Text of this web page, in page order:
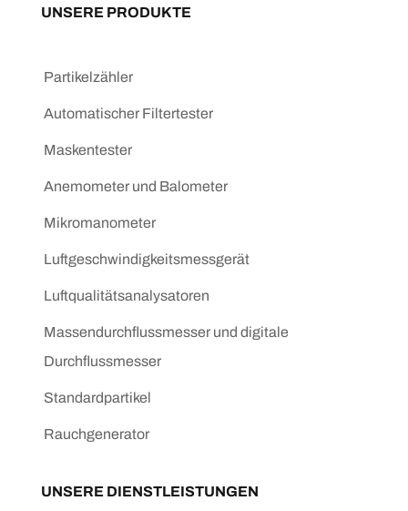
UNSERE PRODUKTE
Partikelzähler
Automatischer Filtertester
Maskentester
Anemometer und Balometer
Mikromanometer
Luftgeschwindigkeitsmessgerät
Luftqualitätsanalysatoren
Massendurchflussmesser und digitale
Durchflussmesser
Standardpartikel
Rauchgenerator
UNSERE DIENSTLEISTUNGEN